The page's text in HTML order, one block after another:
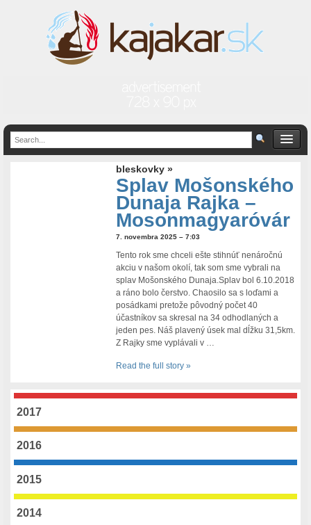
bleskovky »
Splav Mošonského
Dunaja Rajka –
Mosonmagyaróvár
7. novembra 2025 – 7:03
Tento rok sme chceli ešte stihnúť nenáročnú
akciu v našom okolí, tak som sme vybrali na
splav Mošonského Dunaja.Splav bol 6.10.2018
a ráno bolo čerstvo. Chaosilo sa s loďami a
posádkami pretože pôvodný počet 40
účastníkov sa skresal na 34 odhodlaných a
jeden pes. Náš plavený úsek mal dĺžku 31,5km.
Z Rajky sme vyplávali v …
Read the full story »
2017
2016
2015
2014